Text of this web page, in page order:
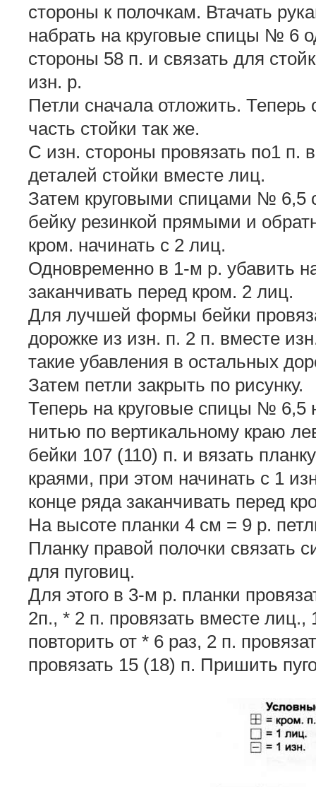
стороны к полочкам. Втачать
набрать на круговые спицы № 6
стороны 58 п. и связать для
изн. р.
Петли сначала отложить. Теперь
часть стойки так же.
С изн. стороны провязать по1 п.
деталей стойки вместе лиц.
Затем круговыми спицами № 6,5
бейку резинкой прямыми и
кром. начинать с 2 лиц.
Одновременно в 1-м р. убавить
заканчивать перед кром. 2 лиц.
Для лучшей формы бейки
дорожке из изн. п. 2 п. вместе
такие убавления в остальных
Затем петли закрыть по рисунку.
Теперь на круговые спицы № 6,5
нитью по вертикальному краю
бейки 107 (110) п. и вязать
краями, при этом начинать с 1
конце ряда заканчивать перед
На высоте планки 4 см = 9 р.
Планку правой полочки связать
для пуговиц.
Для этого в 3-м р. планки
2п., * 2 п. провязать вместе лиц.,
повторить от * 6 раз, 2 п.
провязать 15 (18) п. Пришить